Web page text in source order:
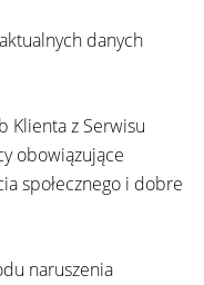
danych
Klienta z Serwisu
obowiązujące
społecznego i dobre
naruszenia